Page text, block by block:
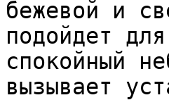
бежевой и
подойдет
спокойный
вызывает